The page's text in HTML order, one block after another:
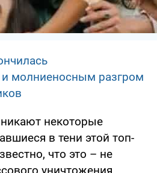
и молниеносным разгром
некоторые
в тени этой топ-
что это – не
уничтожения